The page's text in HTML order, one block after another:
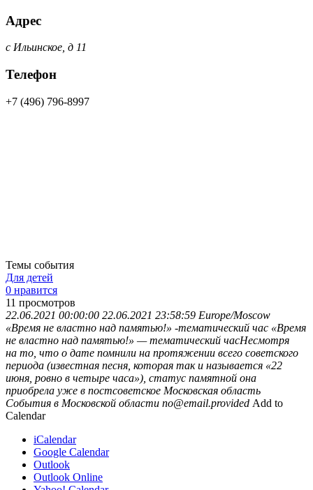
Адрес
с Ильинское, д 11
Телефон
+7 (496) 796-8997
Темы события
Для детей
0 нравится
11 просмотров
22.06.2021 00:00:00 22.06.2021 23:58:59 Europe/Moscow
«Время не властно над памятью!» -тематический час «Время
не властно над памятью!» — тематический часНесмотря
на то, что о дате помнили на протяжении всего советского
периода (известная песня, которая так и называется «22
июня, ровно в четыре часа»), статус памятной она
приобрела уже в постсоветское Московская область
События в Московской области no@email.provided Add to
Calendar
iCalendar
Google Calendar
Outlook
Outlook Online